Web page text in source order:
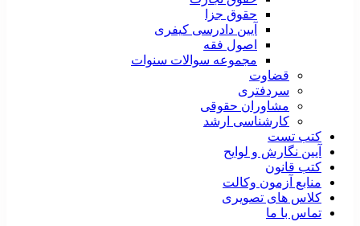
حقوق جزا
آیین دادرسی کیفری
اصول فقه
مجموعه سوالات سنوات
قضاوت
سردفتری
مشاوران حقوقی
کارشناسی ارشد
کتب تست
آیین نگارش و لوایح
کتب قانون
منابع آزمون وکالت
کلاس های تصویری
تماس با ما